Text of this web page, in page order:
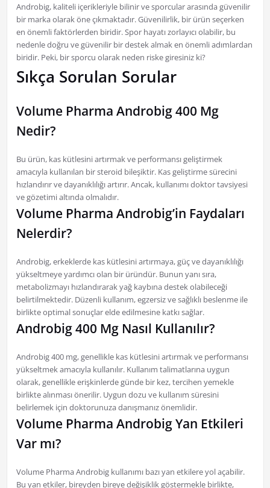
Androbig, kaliteli içerikleriyle bilinir ve sporcular arasında güvenilir
bir marka olarak öne çıkmaktadır. Güvenilirlik, bir ürün seçerken
en önemli faktörlerden biridir. Spor hayatı zorlayıcı olabilir, bu
nedenle doğru ve güvenilir bir destek almak en önemli adımlardan
biridir. Peki, bir sporcu olarak neden riske giresiniz ki?
Sıkça Sorulan Sorular
Volume Pharma Androbig 400 Mg
Nedir?
Bu ürün, kas kütlesini artırmak ve performansı geliştirmek
amacıyla kullanılan bir steroid bileşiktir. Kas geliştirme sürecini
hızlandırır ve dayanıklılığı artırır. Ancak, kullanımı doktor tavsiyesi
ve gözetimi altında olmalıdır.
Volume Pharma Androbig’in Faydaları
Nelerdir?
Androbig, erkeklerde kas kütlesini artırmaya, güç ve dayanıklılığı
yükseltmeye yardımcı olan bir üründür. Bunun yanı sıra,
metabolizmayı hızlandırarak yağ kaybına destek olabileceği
belirtilmektedir. Düzenli kullanım, egzersiz ve sağlıklı beslenme ile
birlikte optimal sonuçlar elde edilmesine katkı sağlar.
Androbig 400 Mg Nasıl Kullanılır?
Androbig 400 mg, genellikle kas kütlesini artırmak ve performansı
yükseltmek amacıyla kullanılır. Kullanım talimatlarına uygun
olarak, genellikle erişkinlerde günde bir kez, tercihen yemekle
birlikte alınması önerilir. Uygun dozu ve kullanım süresini
belirlemek için doktorunuza danışmanız önemlidir.
Volume Pharma Androbig Yan Etkileri
Var mı?
Volume Pharma Androbig kullanımı bazı yan etkilere yol açabilir.
Bu yan etkiler, bireyden bireye değişiklik göstermekle birlikte,